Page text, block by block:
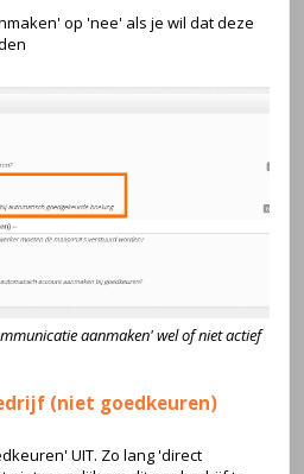
op 'nee' als je wil dat deze
aanmaken' wel of niet actief
(niet goedkeuren)
UIT. Zo lang 'direct